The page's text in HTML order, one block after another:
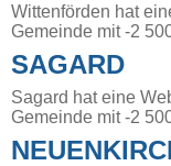
Wittenförden hat
Gemeinde mit -2
SAGARD
Sagard hat eine
Gemeinde mit -2